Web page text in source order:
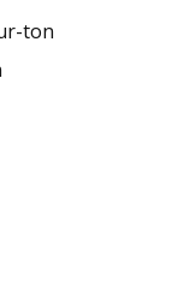
ton